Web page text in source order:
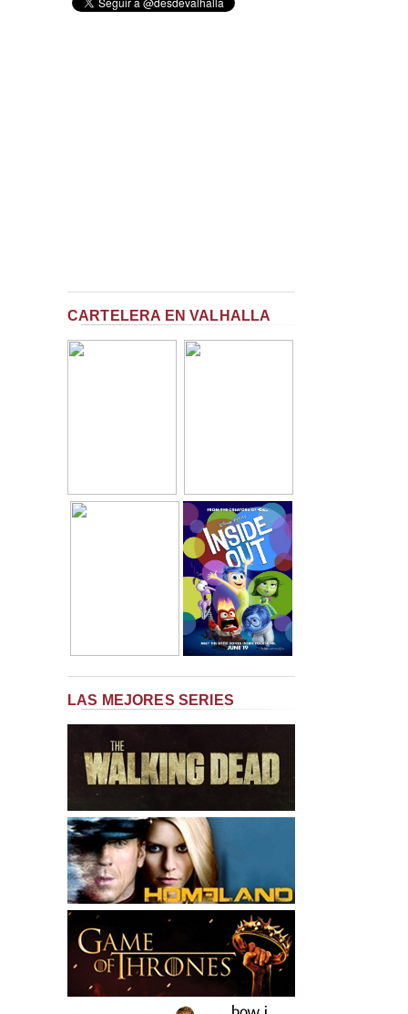
CARTELERA EN VALHALLA
LAS MEJORES SERIES